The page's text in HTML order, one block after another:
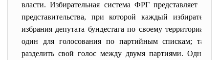
власти. Избирательная система ФРГ представляет
представительства, при которой каждый
избрания депутата бундестага по своему
один для голосования по партийным спискам; таким
разделить свой голос между двумя партиями. Одна